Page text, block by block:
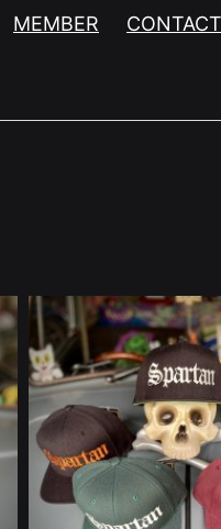
MEMBER CONTACT